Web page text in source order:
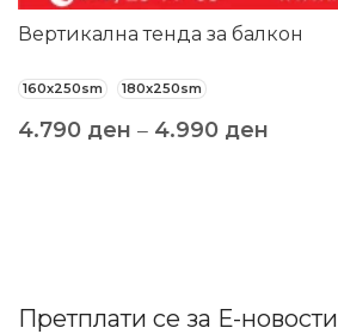
Вертикална тенда за балкон
160x250sm 180x250sm
4.790 ден – 4.990 ден
Претплати се за Е-новости